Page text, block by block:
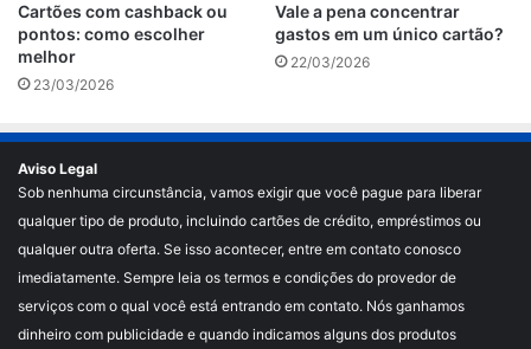
Cartões com cashback ou
pontos: como escolher
melhor
23/03/2026
Vale a pena concentrar
gastos em um único cartão?
22/03/2026
Aviso Legal
Sob nenhuma circunstância, vamos exigir que você pague para liberar
qualquer tipo de produto, incluindo cartões de crédito, empréstimos ou
qualquer outra oferta. Se isso acontecer, entre em contato conosco
imediatamente. Sempre leia os termos e condições do provedor de
serviços com o qual você está entrando em contato. Nós ganhamos
dinheiro com publicidade e quando indicamos alguns dos produtos